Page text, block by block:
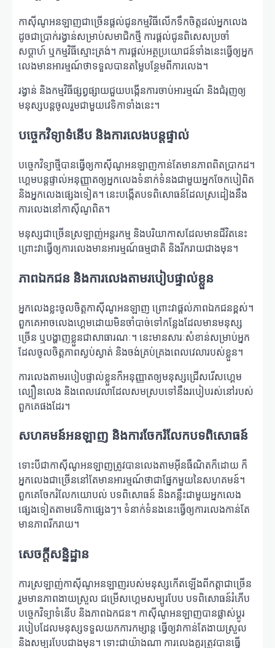
កាស៊ីណូអនឡាញជាច្រើនផ្តល់ជូនកម្មវិធីលើកទឹកចិត្តដល់អ្នកលេង
ដូចជាប្រាក់រង្វាន់សម្រាប់សមាជិកថ្មី ការផ្តល់ជូនពិសេសប្រចាំ
សប្តាហ៍ ឬកម្មវិធីស្មោះត្រង់។ ការផ្តល់អត្ថប្រយោជន៍ទាំងនេះធ្វើឲ្យអ្នក
លេងមានអារម្មណ៍ថាទទួលបានតម្លៃបន្ថែមពីការលេង។
រង្វាន់ និងកម្មវិធីផ្សព្វផ្សាយជួយបង្កើនការចាប់អារម្មណ៍ និងជំរុញឲ្យ
មនុស្សបន្តចូលរួមជាមួយវេទិកាទាំងនេះ។
បច្ចេកវិទ្យាទំនើប និងការលេងបន្តផ្ទាល់
បច្ចេកវិទ្យាថ្មីបានធ្វើឲ្យកាស៊ីណូអនឡាញកាន់តែមានភាពពិតប្រាកដ។
ហ្គេមបន្តផ្ទាល់អនុញ្ញាតឲ្យអ្នកលេងទំនាក់ទំនងជាមួយអ្នកចែកបៀពិត
និងអ្នកលេងផ្សេងទៀត។ នេះបង្កើតបទពិសោធន៍ដែលស្រដៀងនឹង
ការលេងនៅកាស៊ីណូពិត។
មនុស្សជាច្រើនស្រឡាញ់អន្តរកម្ម និងបរិយាកាសដែលមានជីវិតនេះ
ព្រោះវាធ្វើឲ្យការលេងមានអារម្មណ៍ធម្មជាតិ និងរីករាយជាងមុន។
ភាពឯកជន និងការលេងតាមរបៀបផ្ទាល់ខ្លួន
អ្នកលេងខ្លះចូលចិត្តកាស៊ីណូអនឡាញ ព្រោះវាផ្តល់ភាពឯកជនខ្ពស់។
ពួកគេអាចលេងហ្គេមដោយមិនចាំបាច់ទៅកន្លែងដែលមានមនុស្ស
ច្រើន ឬបង្ហាញខ្លួនជាសាធារណៈ។ នេះមានសារៈសំខាន់សម្រាប់អ្នក
ដែលចូលចិត្តភាពស្ងប់ស្ងាត់ និងចង់គ្រប់គ្រងពេលវេលារបស់ខ្លួន។
ការលេងតាមរបៀបផ្ទាល់ខ្លួនក៏អនុញ្ញាតឲ្យមនុស្សជ្រើសរើសហ្គេម
ល្បឿនលេង និងពេលវេលាដែលសមស្របទៅនឹងរបៀបរស់នៅរបស់
ពួកគេផងដែរ។
សហគមន៍អនឡាញ និងការចែករំលែកបទពិសោធន៍
ទោះបីជាកាស៊ីណូអនឡាញត្រូវបានលេងតាមអ៊ីនធឺណិតក៏ដោយ ក៏
អ្នកលេងជាច្រើននៅតែមានអារម្មណ៍ថាជាផ្នែកមួយនៃសហគមន៍។
ពួកគេចែករំលែកយោបល់ បទពិសោធន៍ និងគន្លឹះជាមួយអ្នកលេង
ផ្សេងទៀតតាមវេទិកាផ្សេងៗ។ ទំនាក់ទំនងនេះធ្វើឲ្យការលេងកាន់តែ
មានភាពរីករាយ។
សេចក្តីសន្និដ្ឋាន
ការស្រឡាញ់កាស៊ីណូអនឡាញរបស់មនុស្សកើតឡើងពីកត្តាជាច្រើន
រួមមានភាពងាយស្រួល ជម្រើសហ្គេមសម្បូរបែប បទពិសោធន៍រំភើប
បច្ចេកវិទ្យាទំនើប និងភាពឯកជន។ កាស៊ីណូអនឡាញបានផ្លាស់ប្តូរ
របៀបដែលមនុស្សទទួលយកការកម្សាន្ត ធ្វើឲ្យវាកាន់តែងាយស្រួល
និងសម្បូរបែបជាងមុន។ ទោះជាយ៉ាងណា ការលេងគួរត្រូវបានធ្វើ